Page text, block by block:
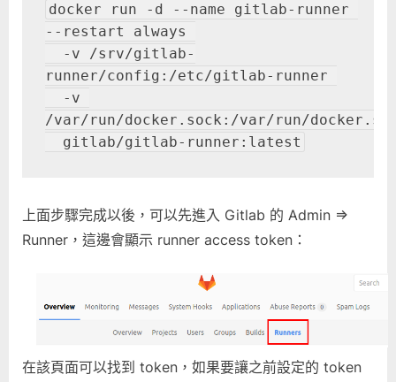
做
化
試〉
中
docker run -d --name gitlab-runner
--restart always
runner/config:/etc/gitlab-runner
/var/run/docker.sock:/var/run/
  gitlab/gitlab-runner:latest
上面步驟完成以後，可以先進入 Gitlab 的 Admin =>
Runner，這邊會顯示 runner access token：
在該頁面可以找到 token，如果要讓之前設定的 token